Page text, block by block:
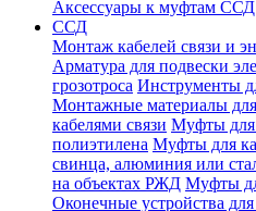
Аксессуары к муфтам ССД
ССД
Монтаж кабелей связи и
Арматура для подвески
грозотроса Инструменты
Монтажные материалы
кабелями связи Муфты для
полиэтилена Муфты для
свинца, алюминия или
на объектах РЖД Муфты
Оконечные устройства